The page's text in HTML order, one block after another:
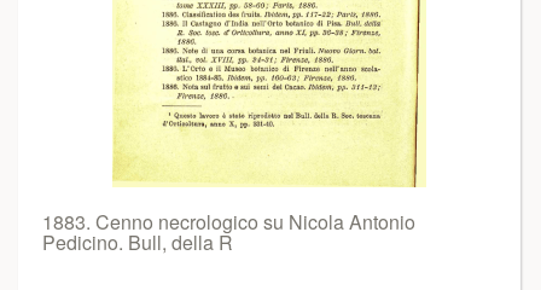
1883. Cenno necrologico su Nicola Antonio
Pedicino. Bull, della R